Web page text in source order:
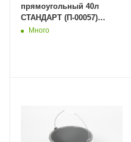
прямоугольный 40л
СТАНДАРТ (П-00057)
(400шт)
Много